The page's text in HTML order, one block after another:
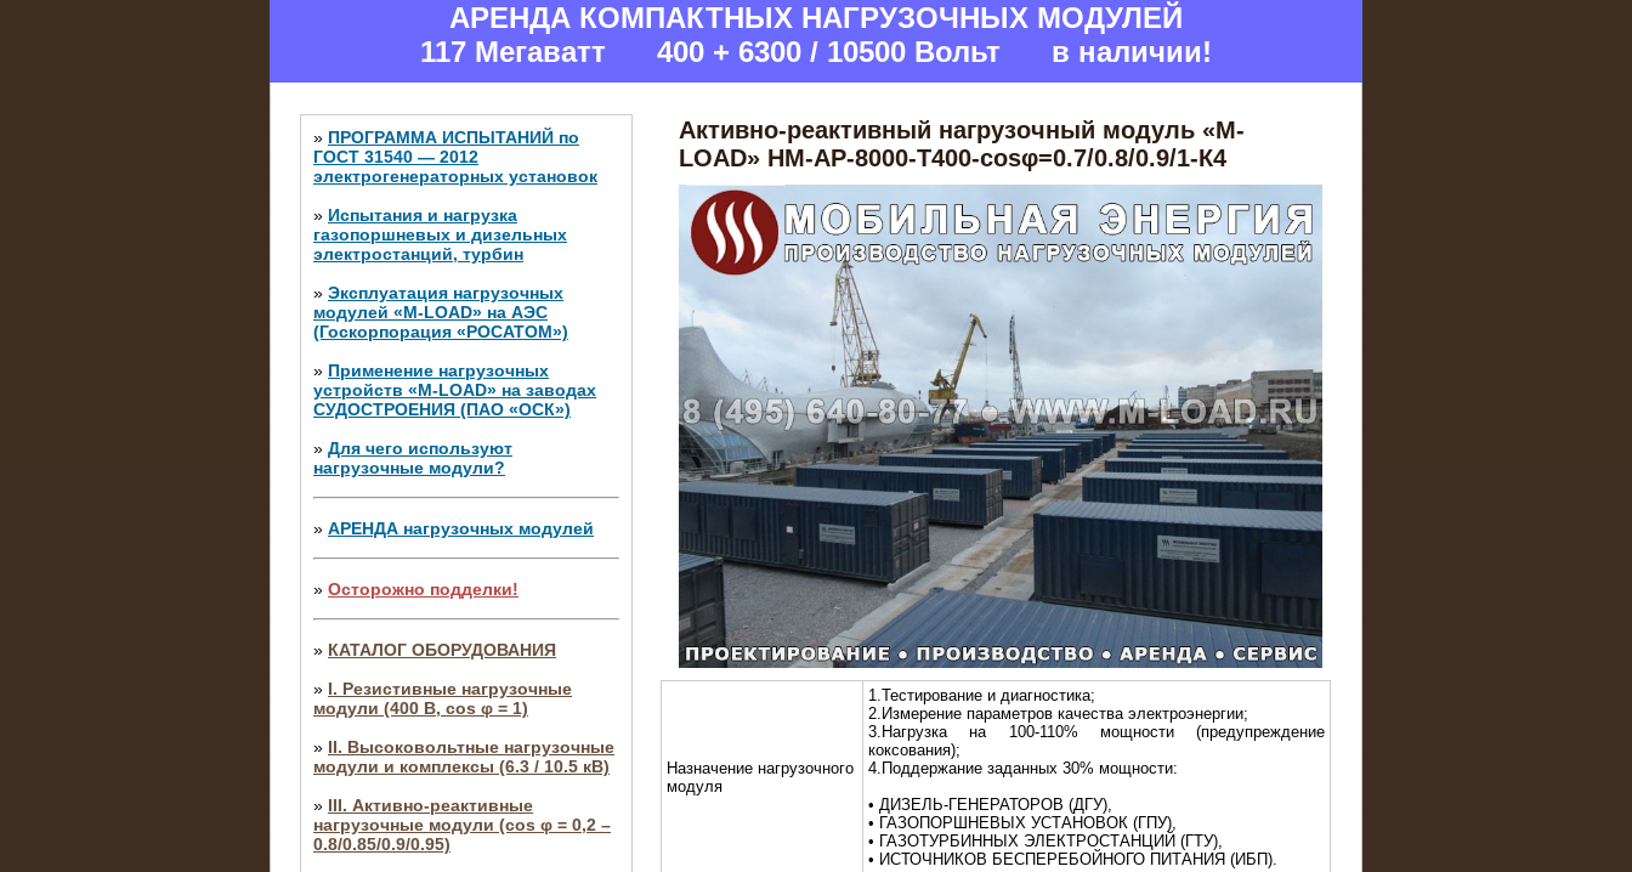
АРЕНДА КОМПАКТНЫХ НАГРУЗОЧНЫХ МОДУЛЕЙ
117 Мегаватт 400 + 6300 / 10500 Вольт в наличии!
» ПРОГРАММА ИСПЫТАНИЙ по
ГОСТ 31540 — 2012
электрогенераторных установок
» Испытания и нагрузка
газопоршневых и дизельных
электростанций, турбин
» Эксплуатация нагрузочных
модулей «M-LOAD» на АЭС
(Госкорпорация «РОСАТОМ»)
» Применение нагрузочных
устройств «M-LOAD» на заводах
СУДОСТРОЕНИЯ (ПАО «ОСК»)
» Для чего используют
нагрузочные модули?
» АРЕНДА нагрузочных модулей
» Осторожно подделки!
» КАТАЛОГ ОБОРУДОВАНИЯ
» I. Резистивные нагрузочные
модули (400 В, cos φ = 1)
» II. Высоковольтные нагрузочные
модули и комплексы (6.3 / 10.5 кВ)
» III. Активно-реактивные
нагрузочные модули (cos φ = 0,2 –
0.8/0.85/0.9/0.95)
Активно-реактивный нагрузочный модуль «M-
LOAD» НМ-АР-8000-Т400-cosφ=0.7/0.8/0.9/1-К4
Назначение нагрузочного
модуля
1.Тестирование и диагностика;
2.Измерение параметров качества электроэнергии;
3.Нагрузка на 100-110% мощности (предупреждение
коксования);
4.Поддержание заданных 30% мощности:
• ДИЗЕЛЬ-ГЕНЕРАТОРОВ (ДГУ),
• ГАЗОПОРШНЕВЫХ УСТАНОВОК (ГПУ),
• ГАЗОТУРБИННЫХ ЭЛЕКТРОСТАНЦИЙ (ГТУ),
• ИСТОЧНИКОВ БЕСПЕРЕБОЙНОГО ПИТАНИЯ (ИБП).